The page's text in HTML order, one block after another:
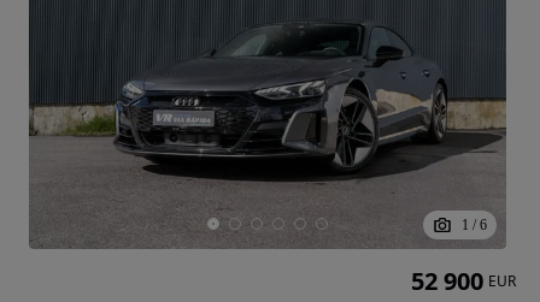
1 / 6
52 900 EUR